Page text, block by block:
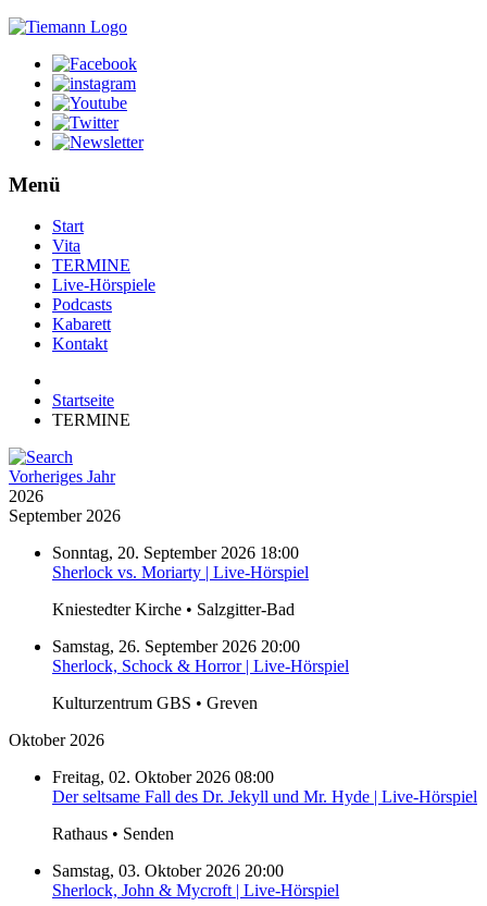
Menü
Start
Vita
TERMINE
Live-Hörspiele
Podcasts
Kabarett
Kontakt
Startseite
TERMINE
Vorheriges Jahr
2026
September 2026
Sonntag, 20. September 2026 18:00
Sherlock vs. Moriarty | Live-Hörspiel
Kniestedter Kirche • Salzgitter-Bad
Samstag, 26. September 2026 20:00
Sherlock, Schock & Horror | Live-Hörspiel
Kulturzentrum GBS • Greven
Oktober 2026
Freitag, 02. Oktober 2026 08:00
Der seltsame Fall des Dr. Jekyll und Mr. Hyde | Live-Hörspiel
Rathaus • Senden
Samstag, 03. Oktober 2026 20:00
Sherlock, John & Mycroft | Live-Hörspiel